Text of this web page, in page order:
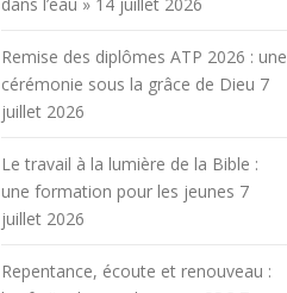
Remise des diplômes ATP 2026 : une
cérémonie sous la grâce de Dieu 7
juillet 2026
Le travail à la lumière de la Bible :
une formation pour les jeunes 7
juillet 2026
Repentance, écoute et renouveau :